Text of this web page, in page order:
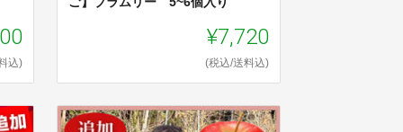
込)
¥7,720
(税込/送料込)